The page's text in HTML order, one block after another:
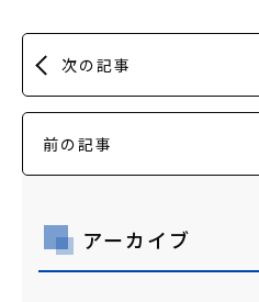
次の記事
前の記事
アーカイブ